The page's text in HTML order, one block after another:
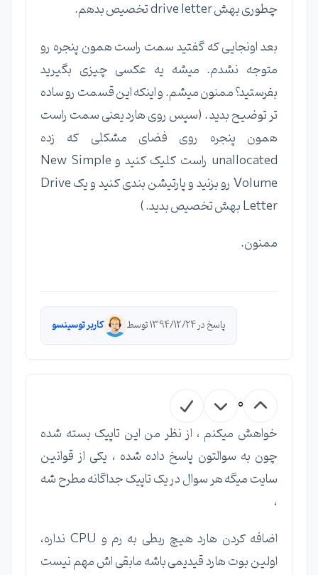
چطوری بهش drive letter تخصیص بدهم.
بعد اونجایی که گفتید سمت راست همون پنجره رو
متوجه نشدم. میشه یه عکسی چیزی بگیرید
بفرستید؟ ممنون میشم. و اینکه این قسمت رو ساده
تر توضیح بدید . (سپس روی هارد یعنی سمت راست
همون پنجره روی فضای مشکلی که زده
unallocated راست کلیک کنید و New Simple
Volume رو بزنید و پارتیشن بندی کنید و یک Drive
Letter بهش تخصیص بدید. )
ممنون.
پاسخ در 1394/12/24 توسط کاربر توسینسو
0
خواهش میکنم ، از نظر من این تاپیک بسته شده
چون به سوالتون پاسخ داده شده ، یکی از قوانین
سایت میگه هر سوال در یک تاپیک جداگانه مطرح شه
،
اضافه کردن هارد هیچ ربطی به رم و CPU نداره،
اولین بوت هارد قیدیمی باشه مابقی اش مهم نیست